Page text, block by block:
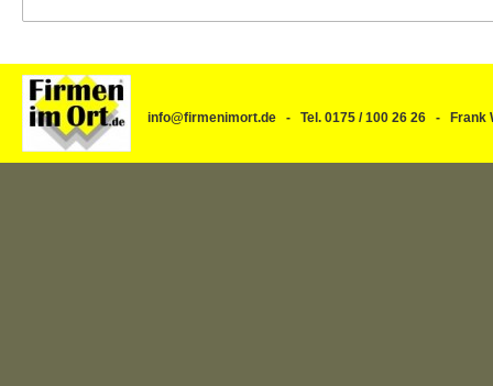
info@firmenimort.de - Tel. 0175 / 100 26 26 -